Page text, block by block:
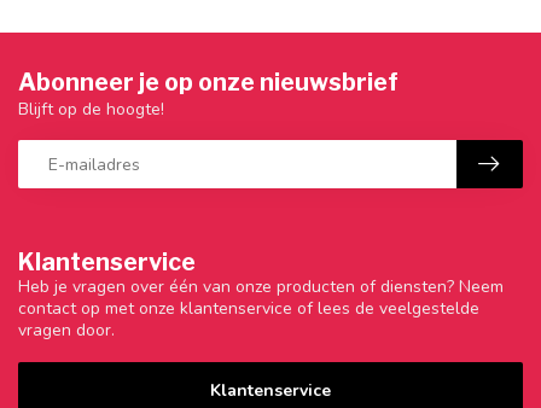
Klantenservice
Heb je vragen over één van onze producten of diensten? Neem
contact op met onze klantenservice of lees de veelgestelde
vragen door.
Klantenservice
Abonneer je op onze nieuwsbrief
Blijft op de hoogte!